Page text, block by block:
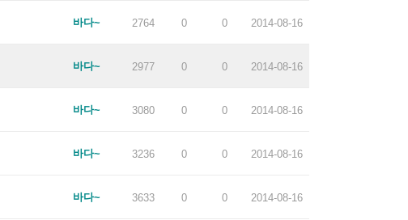
바다~ 2764 0 0 2014-08-16
바다~ 2977 0 0 2014-08-16
바다~ 3080 0 0 2014-08-16
바다~ 3236 0 0 2014-08-16
바다~ 3633 0 0 2014-08-16